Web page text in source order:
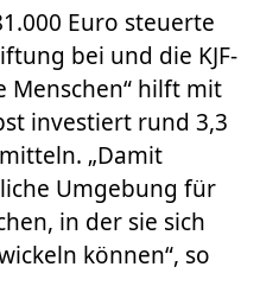
Euro steuerte
bei und die KJF-
Menschen“ hilft mit
investiert rund 3,3
„Damit
Umgebung für
in der sie sich
können“, so